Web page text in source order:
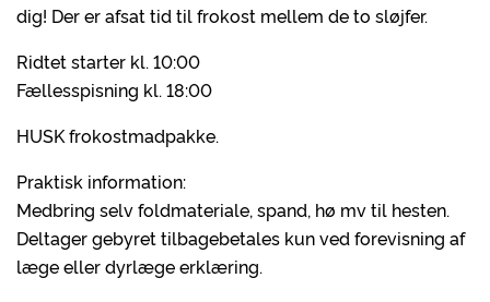
dig! Der er afsat tid til frokost mellem de to sløjfer.
Ridtet starter kl. 10:00
Fællesspisning kl. 18:00
HUSK frokostmadpakke.
Praktisk information:
Medbring selv foldmateriale, spand, hø mv til hesten.
Deltager gebyret tilbagebetales kun ved forevisning af
læge eller dyrlæge erklæring.